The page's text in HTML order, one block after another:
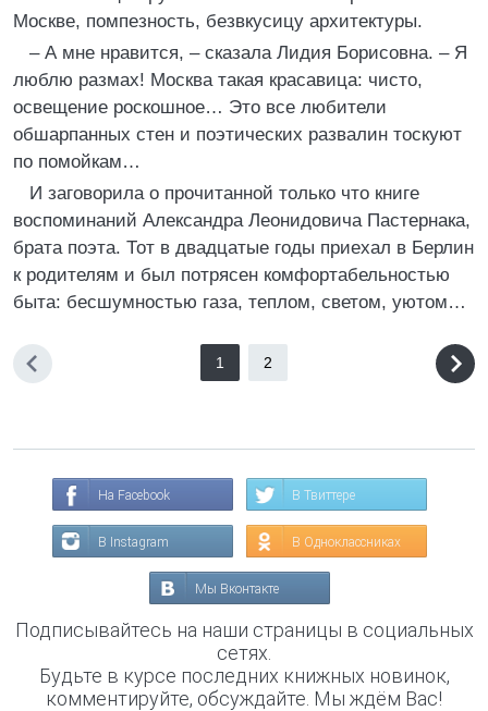
Москве, помпезность, безвкусицу архитектуры.
– А мне нравится, – сказала Лидия Борисовна. – Я
люблю размах! Москва такая красавица: чисто,
освещение роскошное… Это все любители
обшарпанных стен и поэтических развалин тоскуют
по помойкам…
И заговорила о прочитанной только что книге
воспоминаний Александра Леонидовича Пастернака,
брата поэта. Тот в двадцатые годы приехал в Берлин
к родителям и был потрясен комфортабельностью
быта: бесшумностью газа, теплом, светом, уютом…
1 2
На Facebook В Твиттере
В Instagram В Одноклассниках
Мы Вконтакте
Подписывайтесь на наши страницы в социальных
сетях.
Будьте в курсе последних книжных новинок,
комментируйте, обсуждайте. Мы ждём Вас!